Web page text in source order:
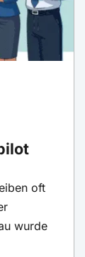
oft
wurde